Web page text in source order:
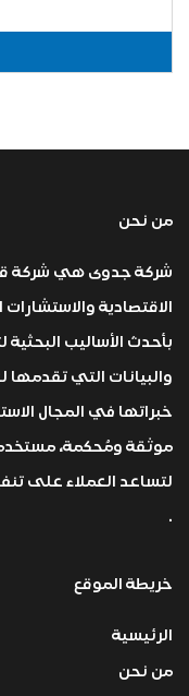
من نحن
شركة جدوى هي شركة
الاقتصادية والاستشارات
بأحدث الأساليب
والبيانات التي تقدمها
خبراتها في المجال
موثقة ومُحكمة،
لتساعد العملاء على
.
خريطة الموقع
الرئيسية
من نحن